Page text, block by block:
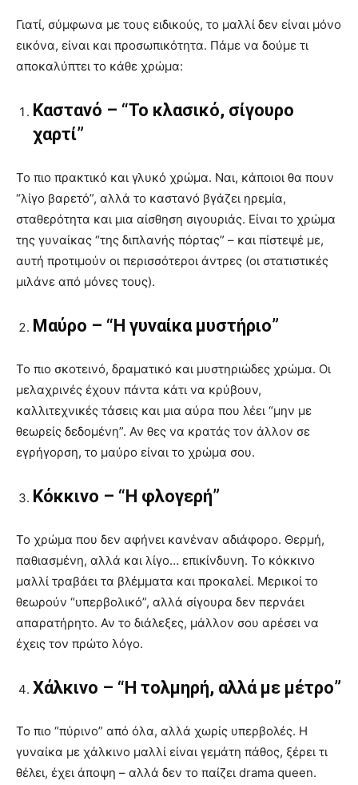
Γιατί, σύμφωνα με τους ειδικούς, το μαλλί δεν είναι μόνο
εικόνα, είναι και προσωπικότητα. Πάμε να δούμε τι
αποκαλύπτει το κάθε χρώμα:
Καστανό – “Το κλασικό, σίγουρο
χαρτί”
Το πιο πρακτικό και γλυκό χρώμα. Ναι, κάποιοι θα πουν
“λίγο βαρετό”, αλλά το καστανό βγάζει ηρεμία,
σταθερότητα και μια αίσθηση σιγουριάς. Είναι το χρώμα
της γυναίκας “της διπλανής πόρτας” – και πίστεψέ με,
αυτή προτιμούν οι περισσότεροι άντρες (οι στατιστικές
μιλάνε από μόνες τους).
Μαύρο – “Η γυναίκα μυστήριο”
Το πιο σκοτεινό, δραματικό και μυστηριώδες χρώμα. Οι
μελαχρινές έχουν πάντα κάτι να κρύβουν,
καλλιτεχνικές τάσεις και μια αύρα που λέει “μην με
θεωρείς δεδομένη”. Αν θες να κρατάς τον άλλον σε
εγρήγορση, το μαύρο είναι το χρώμα σου.
Κόκκινο – “Η φλογερή”
Το χρώμα που δεν αφήνει κανέναν αδιάφορο. Θερμή,
παθιασμένη, αλλά και λίγο… επικίνδυνη. Το κόκκινο
μαλλί τραβάει τα βλέμματα και προκαλεί. Μερικοί το
θεωρούν “υπερβολικό”, αλλά σίγουρα δεν περνάει
απαρατήρητο. Αν το διάλεξες, μάλλον σου αρέσει να
έχεις τον πρώτο λόγο.
Χάλκινο – “Η τολμηρή, αλλά με μέτρο”
Το πιο “πύρινο” από όλα, αλλά χωρίς υπερβολές. Η
γυναίκα με χάλκινο μαλλί είναι γεμάτη πάθος, ξέρει τι
θέλει, έχει άποψη – αλλά δεν το παίζει drama queen.